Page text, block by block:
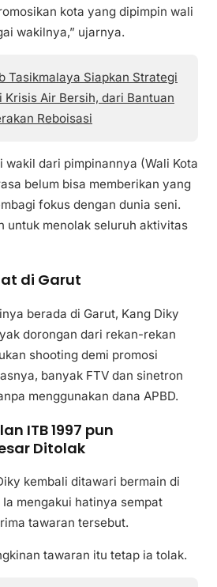
kota yang dipimpin wali
wakilnya,” ujarnya.
Tasikmalaya Siapkan Strategi
Krisis Air Bersih, dari Bantuan
Reboisasi
wakil dari pimpinannya (Wali Kota
belum bisa memberikan yang
fokus dengan dunia seni.
untuk menolak seluruh aktivitas
di Garut
berada di Garut, Kang Diky
dorongan dari rekan-rekan
shooting demi promosi
banyak FTV dan sinetron
menggunakan dana APBD.
ITB 1997 pun
Ditolak
kembali ditawari bermain di
Ia mengakui hatinya sempat
tawaran tersebut.
tawaran itu tetap ia tolak.